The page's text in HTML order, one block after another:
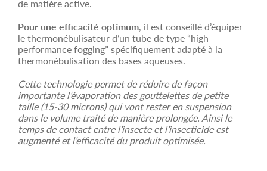
de matière active.
Pour une efficacité optimum, il est conseillé d’équiper
le thermonébulisateur d’un tube de type “high
performance fogging” spécifiquement adapté à la
thermonébulisation des bases aqueuses.
Cette technologie permet de réduire de façon
importante l’évaporation des gouttelettes de petite
taille (15-30 microns) qui vont rester en suspension
dans le volume traité de manière prolongée. Ainsi le
temps de contact entre l’insecte et l’insecticide est
augmenté et l’efficacité du produit optimisée.